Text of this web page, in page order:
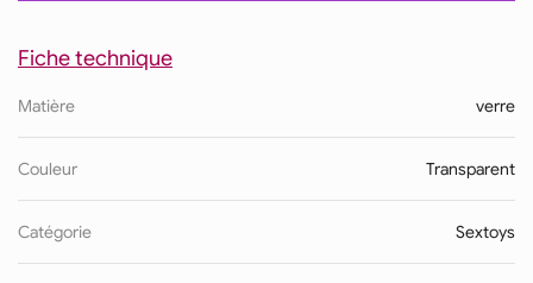
Fiche technique
Matière verre
Couleur Transparent
Catégorie Sextoys